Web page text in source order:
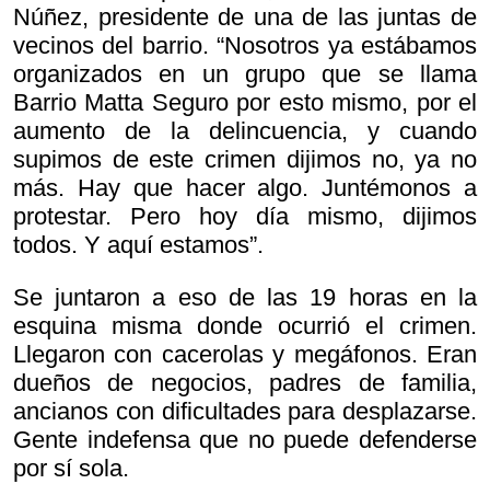
Núñez, presidente de una de las juntas de
vecinos del barrio. “Nosotros ya estábamos
organizados en un grupo que se llama
Barrio Matta Seguro por esto mismo, por el
aumento de la delincuencia, y cuando
supimos de este crimen dijimos no, ya no
más. Hay que hacer algo. Juntémonos a
protestar. Pero hoy día mismo, dijimos
todos. Y aquí estamos”.
Se juntaron a eso de las 19 horas en la
esquina misma donde ocurrió el crimen.
Llegaron con cacerolas y megáfonos. Eran
dueños de negocios, padres de familia,
ancianos con dificultades para desplazarse.
Gente indefensa que no puede defenderse
por sí sola.